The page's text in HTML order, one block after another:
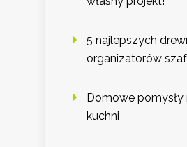
5 najlepszych
organizatorów
Domowe pomysły
kuchni